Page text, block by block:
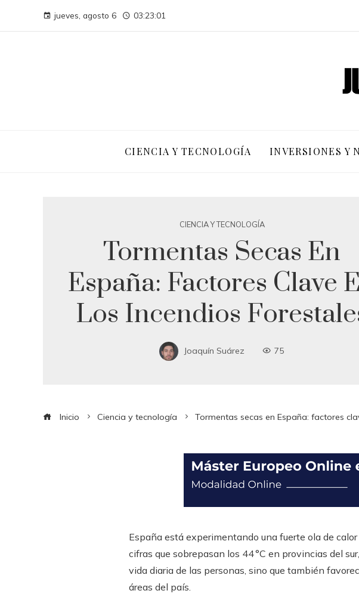
jueves, agosto 6 03:23:02
CIENCIA Y TECNOLOGÍA INVERSIONES Y
CIENCIA Y TECNOLOGÍA
Tormentas Secas En
España: Factores Clave
Los Incendios
Joaquín Suárez 75
Inicio Ciencia y tecnología Tormentas secas en España: factores
España está experimentando una fuerte ola de
cifras que sobrepasan los 44 °C en provincias del
vida diaria de las personas, sino que también
áreas del país.